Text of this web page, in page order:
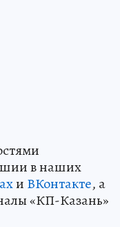
в наших
и ВКонтакте, а
«КП-Казань»